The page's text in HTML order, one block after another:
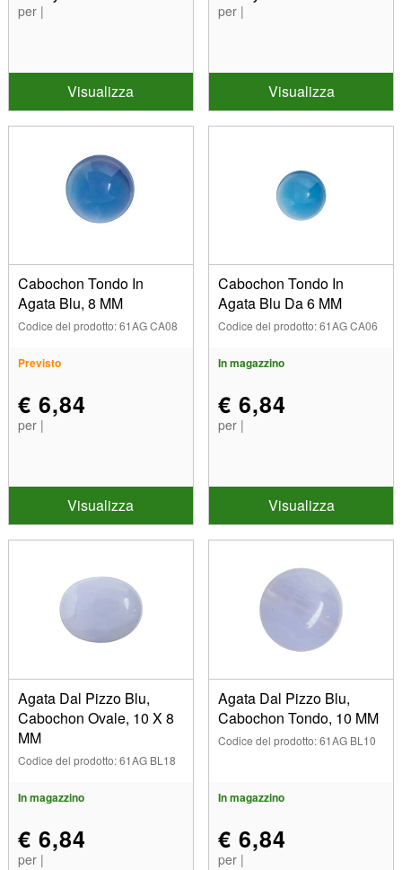
per |
Visualizza
per |
Visualizza
Cabochon Tondo In
Agata Blu, 8 MM
Codice del prodotto: 61AG CA08
Previsto
€ 6,84
per |
Visualizza
Cabochon Tondo In
Agata Blu Da 6 MM
Codice del prodotto: 61AG CA06
In magazzino
€ 6,84
per |
Visualizza
Agata Dal Pizzo Blu,
Cabochon Ovale, 10 X 8
MM
Codice del prodotto: 61AG BL18
In magazzino
€ 6,84
per |
Agata Dal Pizzo Blu,
Cabochon Tondo, 10 MM
Codice del prodotto: 61AG BL10
In magazzino
€ 6,84
per |